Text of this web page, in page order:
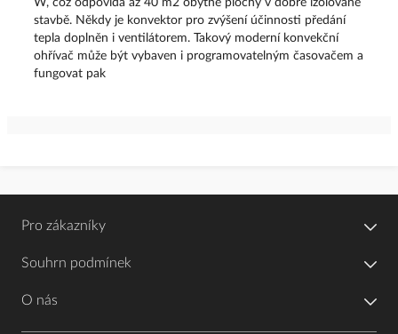
W, což odpovídá až 40 m2 obytné plochy v dobře izolované
stavbě. Někdy je konvektor pro zvýšení účinnosti předání
tepla doplněn i ventilátorem. Takový moderní konvekční
ohřívač může být vybaven i programovatelným časovačem a
fungovat pak
Pro zákazníky
Souhrn podmínek
O nás